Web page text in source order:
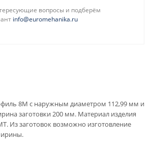
вопросы и подберём
info@euromehanika.ru
8M с наружным диаметром 112,99 мм и
заготовки 200 мм. Материал изделия
Из заготовок возможно изготовление